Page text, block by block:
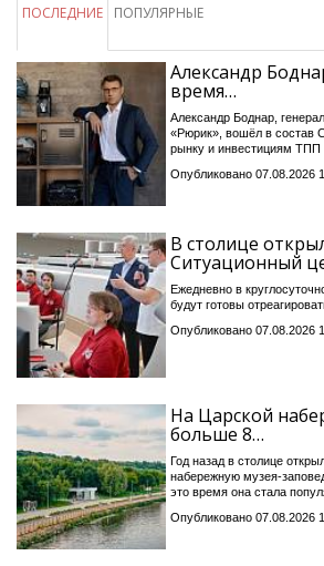
ПОСЛЕДНИЕ ПОПУЛЯРНЫЕ
Александр
время…
Александр Боднар,
«Рюрик», вошёл в состав
рынку и инвестициям
Опубликовано 07.08.2026
В столице
Ситуационный
Ежедневно в
будут готовы
Опубликовано 07.08.2026
На Царской
больше 8…
Год назад в столице
набережную музея-
это время она стала
Опубликовано 07.08.2026